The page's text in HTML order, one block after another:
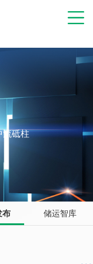
流砥柱
布 储运智库